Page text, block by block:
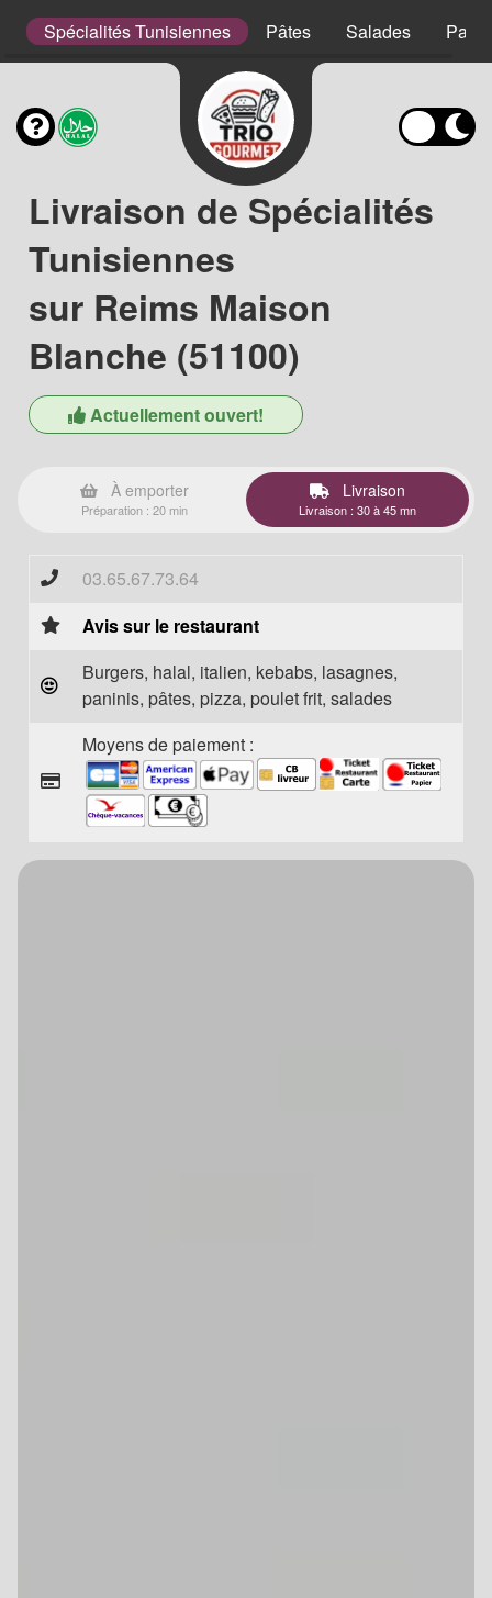
Spécialités Tunisiennes Pâtes Salades
Livraison de Spécialités
Tunisiennes
sur Reims Maison
Blanche (51100)
Actuellement ouvert!
À emporter
Préparation : 20 min
Livraison
Livraison : 30 à 45 mn
03.65.67.73.64
Avis sur le restaurant
Burgers, halal, italien, kebabs, lasagnes,
paninis, pâtes, pizza, poulet frit, salades
Moyens de paiement :